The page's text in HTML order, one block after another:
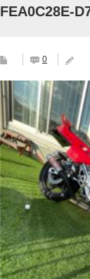
FEA0C28E-
0